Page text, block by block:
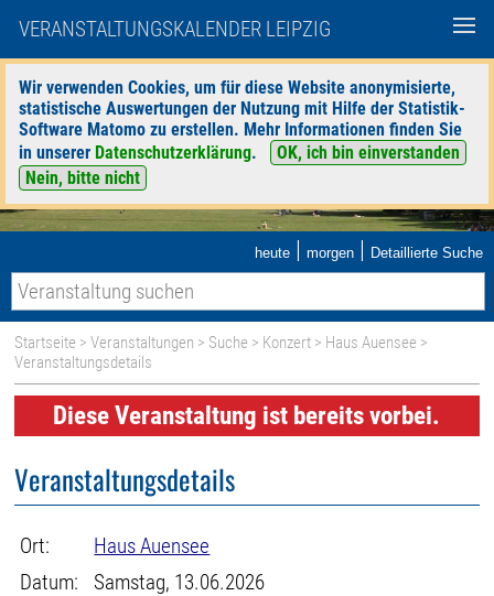
VERANSTALTUNGSKALENDER LEIPZIG
Wir verwenden Cookies, um für diese Website anonymisierte,
statistische Auswertungen der Nutzung mit Hilfe der Statistik-
Software Matomo zu erstellen. Mehr Informationen finden Sie
in unserer Datenschutzerklärung.
OK, ich bin einverstanden
Nein, bitte nicht
heute | morgen | Detaillierte Suche
Startseite >Veranstaltungen > Suche > Konzert > Haus Auensee >
Veranstaltungsdetails
Diese Veranstaltung ist bereits vorbei.
Veranstaltungsdetails
Ort:
Haus Auensee
Datum:
Samstag, 13.06.2026